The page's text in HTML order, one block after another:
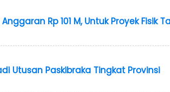
Rp 101 M, Untuk Proyek Fisik
Utusan Paskibraka Tingkat Provinsi